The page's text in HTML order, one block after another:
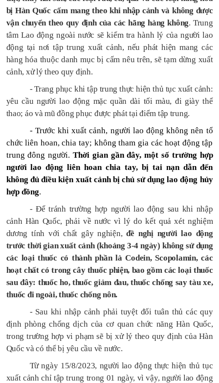
bị Hàn Quốc cấm mang theo khi nhập cảnh và không được
vận chuyển theo quy định của các hãng hàng không. Trung
tâm Lao động ngoài nước sẽ kiểm tra hành lý của người lao
động tại nơi tập trung xuất cảnh, nếu phát hiện mang các
hàng hóa thuộc danh mục bị cấm nêu trên, sẽ tạm dừng xuất
cảnh, xử lý theo quy định.
- Trang phục khi tập trung thực hiện thủ tục xuất cảnh:
yêu cầu người lao động mặc quần dài tối màu, đi giày thể
thao; áo và mũ đồng phục được phát tại điểm tập trung.
- Trước khi xuất cảnh, người lao động không nên tổ
chức liên hoan, chia tay; không tham gia các hoạt động tập
trung đông người. Thời gian gần đây, một số trường hợp
người lao động liên hoan chia tay, bị tai nạn dẫn đến
không đủ điều kiện xuất cảnh bị chủ sử dụng lao động hủy
hợp đồng.
- Để tránh trường hợp người lao động sau khi nhập
cảnh Hàn Quốc, phải về nước vì lý do kết quả xét nghiệm
dương tính với chất gây nghiện,đề nghị người lao động
trước thời gian xuất cảnh (khoảng 3-4 ngày) không sử dụng
các loại thuốc có thành phần là Codein, Scopolamin, các
hoạt chất có trong cây thuốc phiện, bao gồm các loại thuốc
sau đây: thuốc ho, thuốc giảm đau, thuốc chống say tàu xe,
thuốc đi ngoài, thuốc chống nôn.
- Sau khi nhập cảnh phải tuyệt đối tuân thủ các quy
định phòng chống dịch của cơ quan chức năng Hàn Quốc,
trong trường hợp vi phạm sẽ bị xử lý theo quy định của Hàn
Quốc và có thể bị yêu cầu về nước.
Từ ngày 15/8/2023, người lao động thực hiện thủ tục
xuất cảnh chỉ tập trung trong 01 ngày, vì vậy, người lao động